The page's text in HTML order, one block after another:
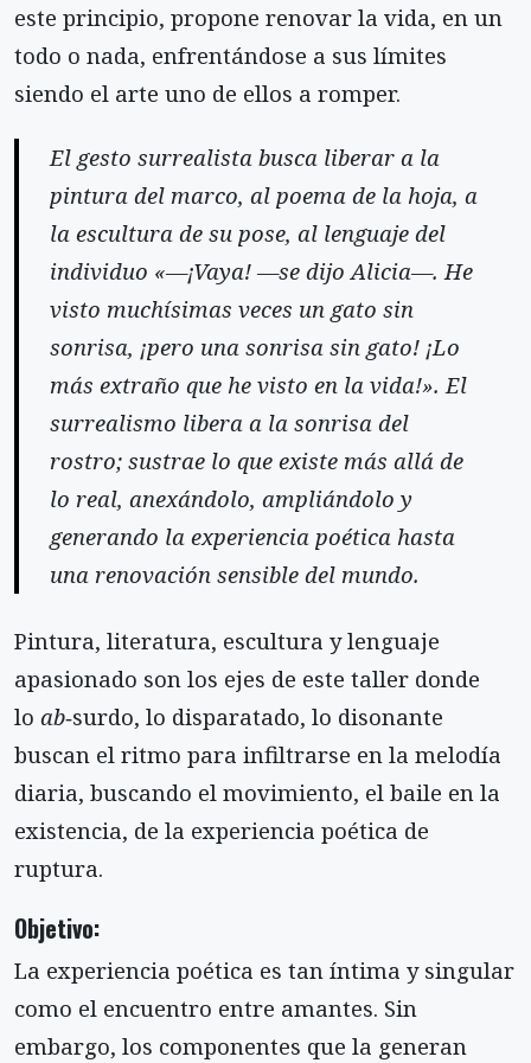
este principio, propone renovar la vida, en un
todo o nada, enfrentándose a sus límites
siendo el arte uno de ellos a romper.
El gesto surrealista busca liberar a la
pintura del marco, al poema de la hoja, a
la escultura de su pose, al lenguaje del
individuo «—¡Vaya! —se dijo Alicia—. He
visto muchísimas veces un gato sin
sonrisa, ¡pero una sonrisa sin gato! ¡Lo
más extraño que he visto en la vida!». El
surrealismo libera a la sonrisa del
rostro; sustrae lo que existe más allá de
lo real, anexándolo, ampliándolo y
generando la experiencia poética hasta
una renovación sensible del mundo.
Pintura, literatura, escultura y lenguaje
apasionado son los ejes de este taller donde
lo ab‑surdo, lo disparatado, lo disonante
buscan el ritmo para infiltrarse en la melodía
diaria, buscando el movimiento, el baile en la
existencia, de la experiencia poética de
ruptura.
Objetivo:
La experiencia poética es tan íntima y singular
como el encuentro entre amantes. Sin
embargo, los componentes que la generan